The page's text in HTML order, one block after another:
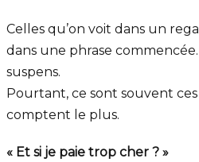
Celles qu’on voit dans un
dans une phrase
suspens.
Pourtant, ce sont souvent
comptent le plus.
« Et si je paie trop cher ? »